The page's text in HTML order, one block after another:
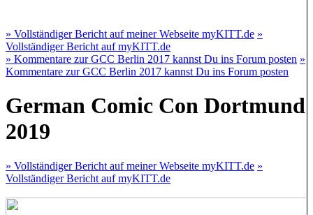
» Vollständiger Bericht auf meiner Webseite myKITT.de »
Vollständiger Bericht auf myKITT.de
» Kommentare zur GCC Berlin 2017 kannst Du ins Forum posten »
Kommentare zur GCC Berlin 2017 kannst Du ins Forum posten
German Comic Con Dortmund
2019
» Vollständiger Bericht auf meiner Webseite myKITT.de »
Vollständiger Bericht auf myKITT.de